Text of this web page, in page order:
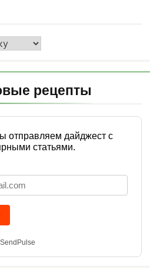
рецепты
отправляем дайджест с
статьями.